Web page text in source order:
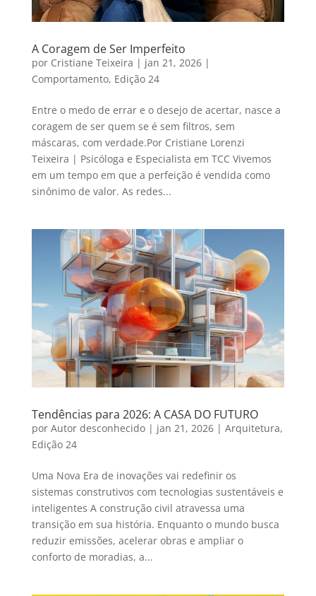
A Coragem de Ser Imperfeito
por Cristiane Teixeira | jan 21, 2026|
Comportamento, Edição 24
Entre o medo de errar e o desejo de acertar, nasce a
coragem de ser quem se é sem filtros, sem
máscaras, com verdade.Por Cristiane Lorenzi
Teixeira | Psicóloga e Especialista em TCC Vivemos
em um tempo em que a perfeição é vendida como
sinônimo de valor. As redes...
Tendências para 2026: A CASA DO FUTURO
por Autor desconhecido| jan 21, 2026| Arquitetura,
Edição 24
Uma Nova Era de inovações vai redefinir os
sistemas construtivos com tecnologias sustentáveis e
inteligentes A construção civil atravessa uma
transição em sua história. Enquanto o mundo busca
reduzir emissões, acelerar obras e ampliar o
conforto de moradias, a...